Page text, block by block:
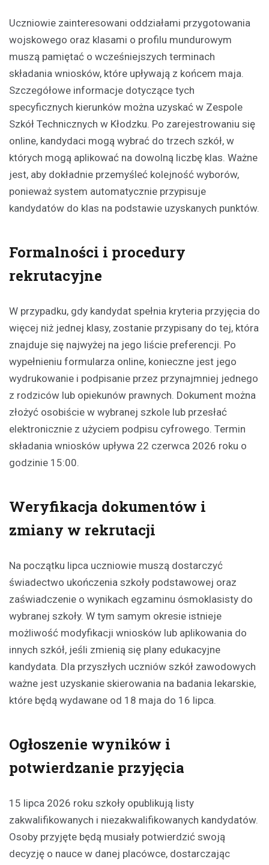
Uczniowie zainteresowani oddziałami przygotowania
wojskowego oraz klasami o profilu mundurowym
muszą pamiętać o wcześniejszych terminach
składania wniosków, które upływają z końcem maja.
Szczegółowe informacje dotyczące tych
specyficznych kierunków można uzyskać w Zespole
Szkół Technicznych w Kłodzku. Po zarejestrowaniu się
online, kandydaci mogą wybrać do trzech szkół, w
których mogą aplikować na dowolną liczbę klas. Ważne
jest, aby dokładnie przemyśleć kolejność wyborów,
ponieważ system automatycznie przypisuje
kandydatów do klas na podstawie uzyskanych punktów.
Formalności i procedury
rekrutacyjne
W przypadku, gdy kandydat spełnia kryteria przyjęcia do
więcej niż jednej klasy, zostanie przypisany do tej, która
znajduje się najwyżej na jego liście preferencji. Po
wypełnieniu formularza online, konieczne jest jego
wydrukowanie i podpisanie przez przynajmniej jednego
z rodziców lub opiekunów prawnych. Dokument można
złożyć osobiście w wybranej szkole lub przesłać
elektronicznie z użyciem podpisu cyfrowego. Termin
składania wniosków upływa 22 czerwca 2026 roku o
godzinie 15:00.
Weryfikacja dokumentów i
zmiany w rekrutacji
Na początku lipca uczniowie muszą dostarczyć
świadectwo ukończenia szkoły podstawowej oraz
zaświadczenie o wynikach egzaminu ósmoklasisty do
wybranej szkoły. W tym samym okresie istnieje
możliwość modyfikacji wniosków lub aplikowania do
innych szkół, jeśli zmienią się plany edukacyjne
kandydata. Dla przyszłych uczniów szkół zawodowych
ważne jest uzyskanie skierowania na badania lekarskie,
które będą wydawane od 18 maja do 16 lipca.
Ogłoszenie wyników i
potwierdzanie przyjęcia
15 lipca 2026 roku szkoły opublikują listy
zakwalifikowanych i niezakwalifikowanych kandydatów.
Osoby przyjęte będą musiały potwierdzić swoją
decyzję o nauce w danej placówce, dostarczając